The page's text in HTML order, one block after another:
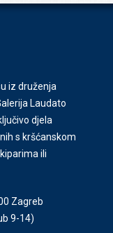
iz druženja
Laudato
djela
s kršćanskom
ili
Zagreb
9-14)